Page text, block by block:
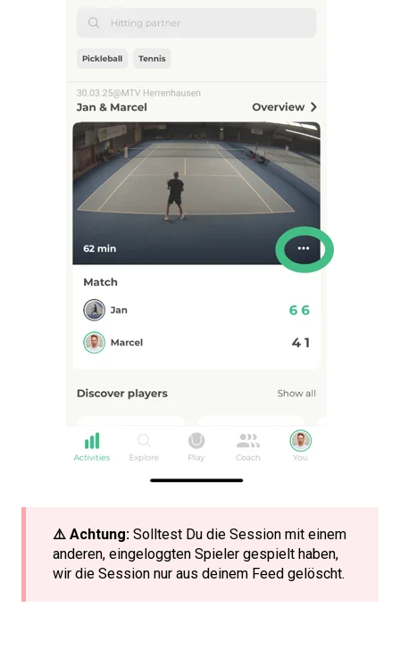
⚠️ Achtung: Solltest Du die Session mit einem
anderen, eingeloggten Spieler gespielt haben,
wir die Session nur aus deinem Feed gelöscht.